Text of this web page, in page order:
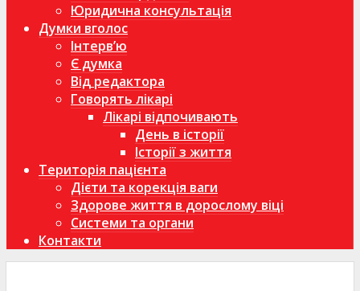
Юридична консультація
Думки вголос
Інтерв’ю
Є думка
Від редактора
Говорять лікарі
Лікарі відпочивають
День в історії
Історії з життя
Територія пацієнта
Дієти та корекція ваги
Здорове життя в дорослому віці
Системи та органи
Контакти